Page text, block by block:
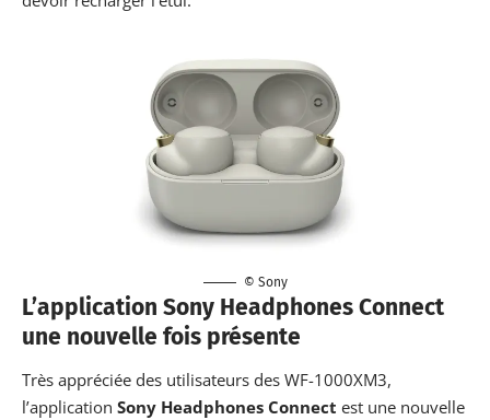
© Sony
L’application Sony Headphones Connect
une nouvelle fois présente
Très appréciée des utilisateurs des WF-1000XM3,
l’application Sony Headphones Connect est une nouvelle